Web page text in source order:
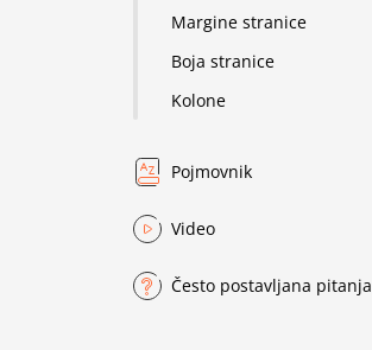
Margine stranice
Boja stranice
Kolone
Pojmovnik
Video
Često postavljana pitanja